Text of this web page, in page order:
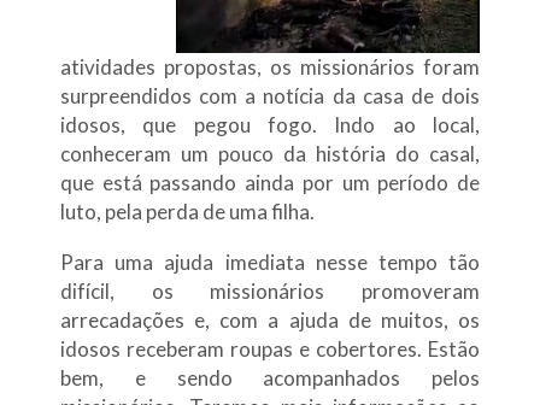
atividades propostas, os missionários foram
surpreendidos com a notícia da casa de dois
idosos, que pegou fogo. Indo ao local,
conheceram um pouco da história do casal,
que está passando ainda por um período de
luto, pela perda de uma filha.
Para uma ajuda imediata nesse tempo tão
difícil, os missionários promoveram
arrecadações e, com a ajuda de muitos, os
idosos receberam roupas e cobertores. Estão
bem, e sendo acompanhados pelos